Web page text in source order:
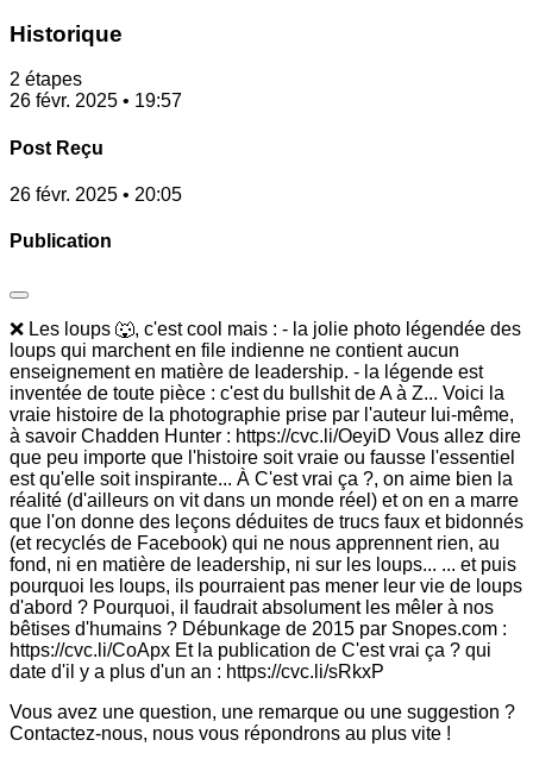
Historique
2 étapes
26 févr. 2025 • 19:57
Post Reçu
26 févr. 2025 • 20:05
Publication
❌ Les loups 🐺, c'est cool mais : - la jolie photo légendée des
loups qui marchent en file indienne ne contient aucun
enseignement en matière de leadership. - la légende est
inventée de toute pièce : c'est du bullshit de A à Z... Voici la
vraie histoire de la photographie prise par l'auteur lui-même,
à savoir Chadden Hunter : https://cvc.li/OeyiD Vous allez dire
que peu importe que l'histoire soit vraie ou fausse l'essentiel
est qu'elle soit inspirante... À C'est vrai ça ?, on aime bien la
réalité (d'ailleurs on vit dans un monde réel) et on en a marre
que l'on donne des leçons déduites de trucs faux et bidonnés
(et recyclés de Facebook) qui ne nous apprennent rien, au
fond, ni en matière de leadership, ni sur les loups... ... et puis
pourquoi les loups, ils pourraient pas mener leur vie de loups
d'abord ? Pourquoi, il faudrait absolument les mêler à nos
bêtises d'humains ? Débunkage de 2015 par Snopes.com :
https://cvc.li/CoApx Et la publication de C'est vrai ça ? qui
date d'il y a plus d'un an : https://cvc.li/sRkxP
Vous avez une question, une remarque ou une suggestion ?
Contactez-nous, nous vous répondrons au plus vite !